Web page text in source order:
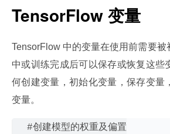
TensorFlow 变量
TensorFlow 中的变量在使用前需要被
中或训练完成后可以保存或恢复这些
何创建变量，初始化变量，保存变量
变量。
#创建模型的权重及偏置